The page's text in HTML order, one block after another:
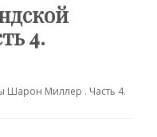
4.
Шарон Миллер . Часть 4.